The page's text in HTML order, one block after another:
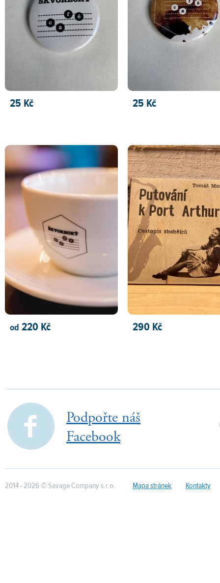
25 Kč 25 Kč
od 220 Kč 290 Kč
Podpořte náš
Facebook
2014 - 2026 © Savage Company s.r.o. Mapa stránek Kontakty